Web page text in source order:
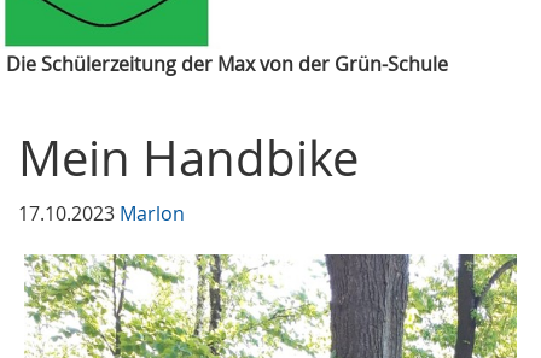
Die Schülerzeitung der Max von der Grün-Schule
Mein Handbike
17.10.2023 Marlon